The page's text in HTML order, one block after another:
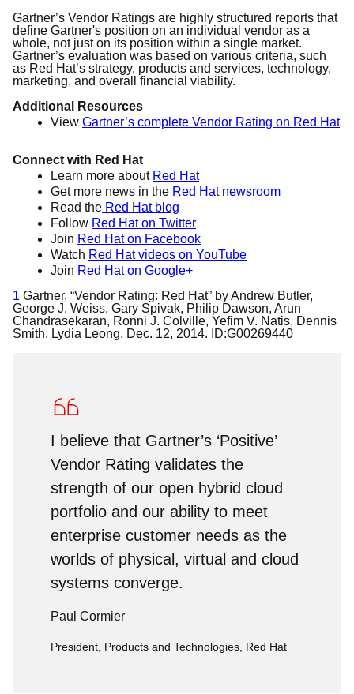
Gartner’s Vendor Ratings are highly structured reports that
define Gartner's position on an individual vendor as a
whole, not just on its position within a single market.
Gartner’s evaluation was based on various criteria, such
as Red Hat’s strategy, products and services, technology,
marketing, and overall financial viability.
Additional Resources
View Gartner’s complete Vendor Rating on Red Hat
Connect with Red Hat
Learn more about Red Hat
Get more news in the Red Hat newsroom
Read the Red Hat blog
Follow Red Hat on Twitter
Join Red Hat on Facebook
Watch Red Hat videos on YouTube
Join Red Hat on Google+
1 Gartner, “Vendor Rating: Red Hat” by Andrew Butler,
George J. Weiss, Gary Spivak, Philip Dawson, Arun
Chandrasekaran, Ronni J. Colville, Yefim V. Natis, Dennis
Smith, Lydia Leong. Dec. 12, 2014. ID:G00269440
I believe that Gartner’s ‘Positive’
Vendor Rating validates the
strength of our open hybrid cloud
portfolio and our ability to meet
enterprise customer needs as the
worlds of physical, virtual and cloud
systems converge.
Paul Cormier
President, Products and Technologies, Red Hat